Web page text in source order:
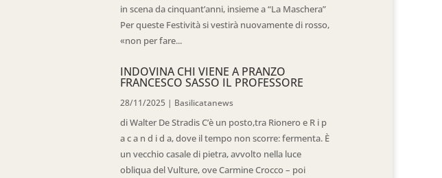
in scena da cinquant’anni, insieme a “La Maschera”
Per queste Festività si vestirà nuovamente di rosso,
«non per fare...
INDOVINA CHI VIENE A PRANZO
FRANCESCO SASSO IL PROFESSORE
28/11/2025 | Basilicatanews
di Walter De Stradis C’è un posto,tra Rionero e R i p
a c a n d i d a, dove il tempo non scorre: fermenta. È
un vecchio casale di pietra, avvolto nella luce
obliqua del Vulture, ove Carmine Crocco – poi